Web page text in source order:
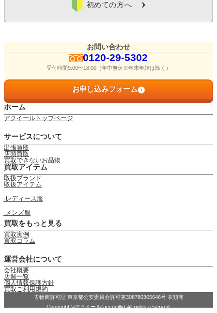
初めての方へ
お問い合わせ
0120-29-5302
受付時間9:00〜18:00（年中無休※年末年始は除く）
お申し込みフォーム
ホーム
アクイールトップページ
サービスについて
出張買取
店頭買取
買取できないお品物
買取アイテム
取扱ブランド
取扱アイテム
レディース服
メンズ服
買取をもっと見る
買取実例
買取コラム
運営会社について
会社概要
店舗一覧
個人情報保護方針
買取ご利用規約
古物商許可証 東京都公安委員会許可第308780305646号 衣類商
Copyright ©アクイール(accueillir) All rights reserved.